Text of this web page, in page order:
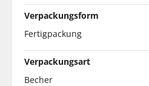
Verpackungsform
Fertigpackung
Verpackungsart
Becher